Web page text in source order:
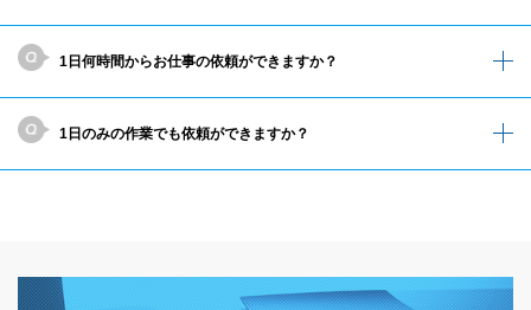
1日何時間からお仕事の依頼ができますか？
1日のみの作業でも依頼ができますか？